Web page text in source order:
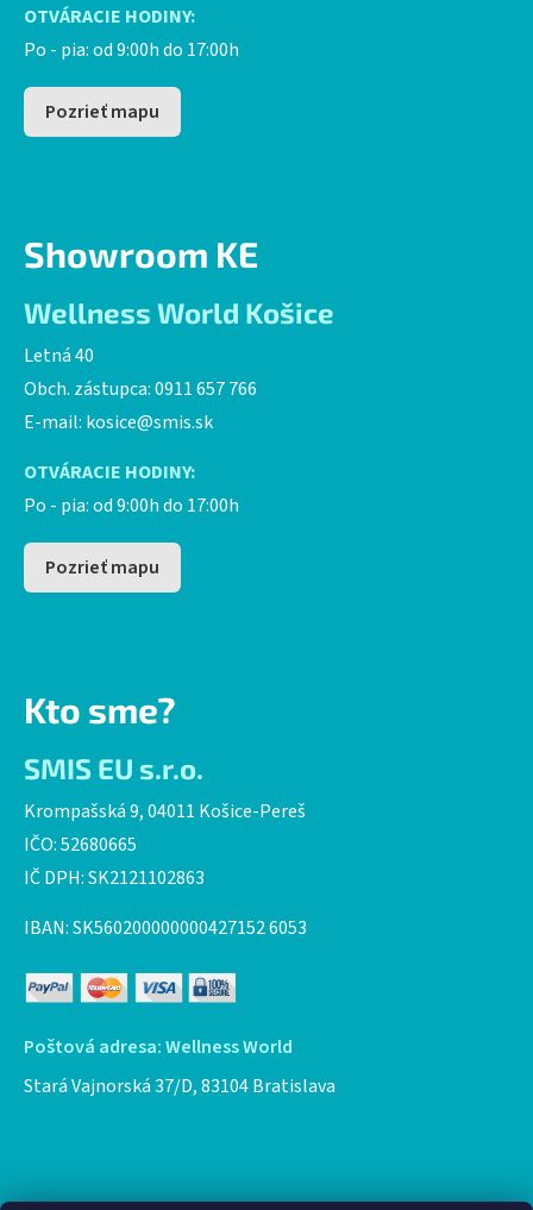
OTVÁRACIE HODINY:
Po - pia: od 9:00h do 17:00h
Pozrieť mapu
Showroom KE
Wellness World Košice
Letná 40
Obch. zástupca: 0911 657 766
E-mail: kosice@smis.sk
OTVÁRACIE HODINY:
Po - pia: od 9:00h do 17:00h
Pozrieť mapu
Kto sme?
SMIS EU s.r.o.
Krompašská 9, 04011 Košice-Pereš
IČO: 52680665
IČ DPH: SK2121102863
IBAN: SK560200000000427152 6053
Poštová adresa: Wellness World
Stará Vajnorská 37/D, 83104 Bratislava